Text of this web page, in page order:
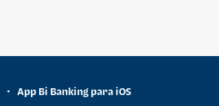
• App Bi Banking para iOS